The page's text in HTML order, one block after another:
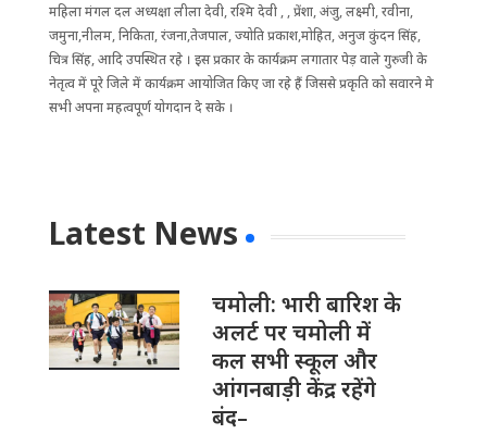
महिला मंगल दल अध्यक्षा लीला देवी, रश्मि देवी , , प्रेंशा, अंजु, लक्ष्मी, रवीना,
जमुना,नीलम, निकिता, रंजना,तेजपाल, ज्योति प्रकाश,मोहित, अनुज कुंदन सिंह,
चित्र सिंह, आदि उपस्थित रहे । इस प्रकार के कार्यक्रम लगातार पेड़ वाले गुरुजी के
नेतृत्व में पूरे जिले में कार्यक्रम आयोजित किए जा रहे हैं जिससे प्रकृति को सवारने मे
सभी अपना महत्वपूर्ण योगदान दे सके ।
Latest News
चमोली: भारी बारिश के
अलर्ट पर चमोली में
कल सभी स्कूल और
आंगनबाड़ी केंद्र रहेंगे
बंद–